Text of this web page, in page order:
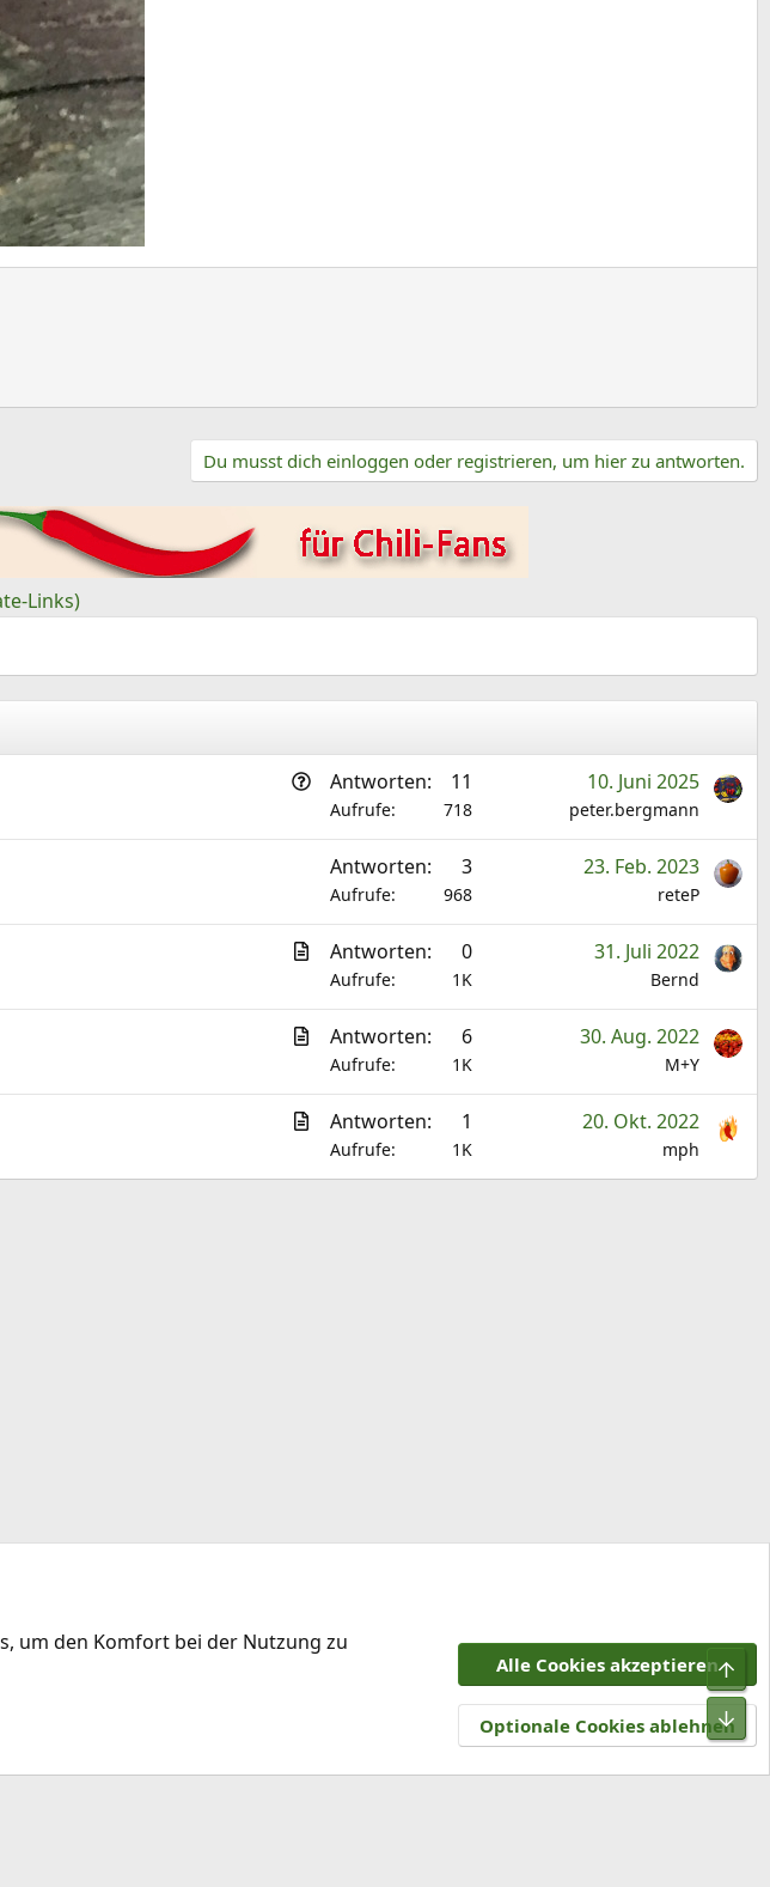
Du musst dich einloggen oder registrieren, um hier zu antworten.
Links)
F
a
Antworten 11
Aufrufe 718
10. Juni 2025
peter.bergmann
Antworten 3
Aufrufe 968
23. Feb. 2023
reteP
t
e
Antworten 0
Aufrufe 1K
31. Juli 2022
Bernd
t
e
Antworten 6
Aufrufe 1K
30. Aug. 2022
M+Y
t
Antworten 1
Aufrufe 1K
20. Okt. 2022
mph
Datenschutz Hilfe und Impressum
R
S
um den Komfort bei der Nutzung zu
Alle Cookies akzeptieren
Optionale Cookies ablehnen